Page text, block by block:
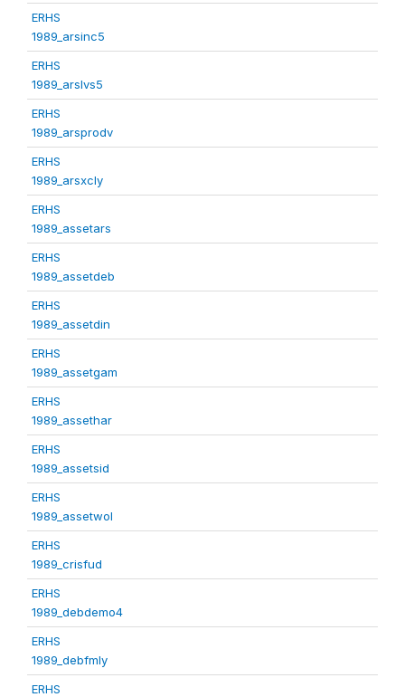
ERHS
1989_arsinc5
ERHS
1989_arslvs5
ERHS
1989_arsprodv
ERHS
1989_arsxcly
ERHS
1989_assetars
ERHS
1989_assetdeb
ERHS
1989_assetdin
ERHS
1989_assetgam
ERHS
1989_assethar
ERHS
1989_assetsid
ERHS
1989_assetwol
ERHS
1989_crisfud
ERHS
1989_debdemo4
ERHS
1989_debfmly
ERHS